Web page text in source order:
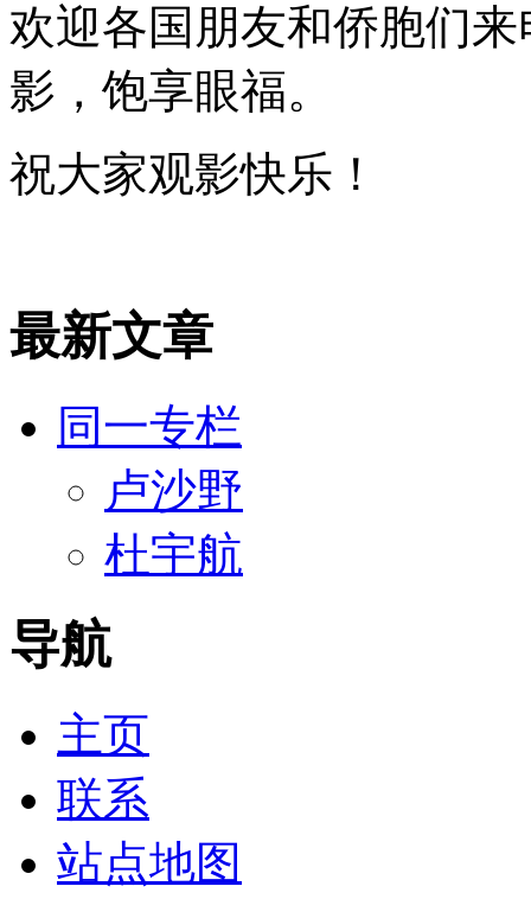
欢迎各国朋友和侨胞们
影，饱享眼福。
祝大家观影快乐！
最新文章
同一专栏
卢沙野
杜宇航
导航
主页
联系
站点地图